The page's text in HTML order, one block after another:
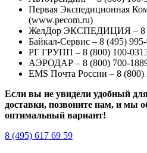
Первая Экспедиционная
(www.pecom.ru)
ЖелДор ЭКСПЕДИЦИЯ – 8
Байкал-Сервис – 8 (495)
РГ ГРУПП – 8 (800) 100-
АЭРОДАР – 8 (800) 700-
EMS Почта России – 8
Если вы не увидели удобный
доставки, позвоните нам, и мы
оптимальный вариант!
8 (495) 617 69 59